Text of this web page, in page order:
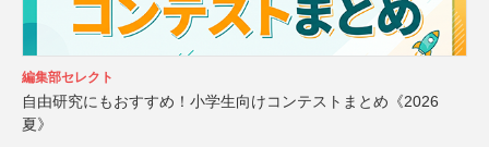
編集部セレクト
自由研究にもおすすめ！小学生向けコンテストまとめ《2026
夏》